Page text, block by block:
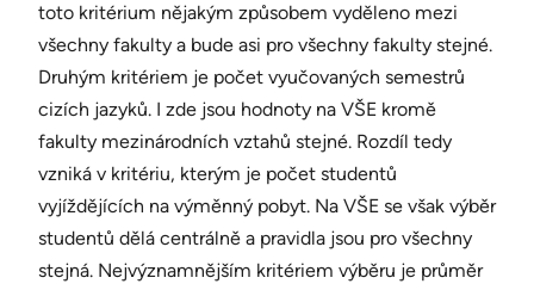
toto kritérium nějakým způsobem vyděleno mezi
všechny fakulty a bude asi pro všechny fakulty stejné.
Druhým kritériem je počet vyučovaných semestrů
cizích jazyků. I zde jsou hodnoty na VŠE kromě
fakulty mezinárodních vztahů stejné. Rozdíl tedy
vzniká v kritériu, kterým je počet studentů
vyjíždějících na výměnný pobyt. Na VŠE se však výběr
studentů dělá centrálně a pravidla jsou pro všechny
stejná. Nejvýznamnějším kritériem výběru je průměr